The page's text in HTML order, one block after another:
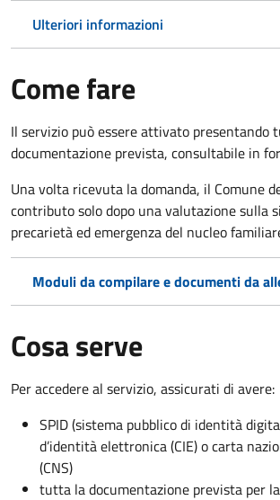
Ulteriori informazioni
Come fare
Il servizio può essere attivato presentando
documentazione prevista, consultabile in
Una volta ricevuta la domanda, il Comune
contributo solo dopo una valutazione sulla
precarietà ed emergenza del nucleo
Moduli da compilare e documenti da
Cosa serve
Per accedere al servizio, assicurati di avere:
SPID (sistema pubblico di identità
d’identità elettronica (CIE) o carta
(CNS)
tutta la documentazione prevista per